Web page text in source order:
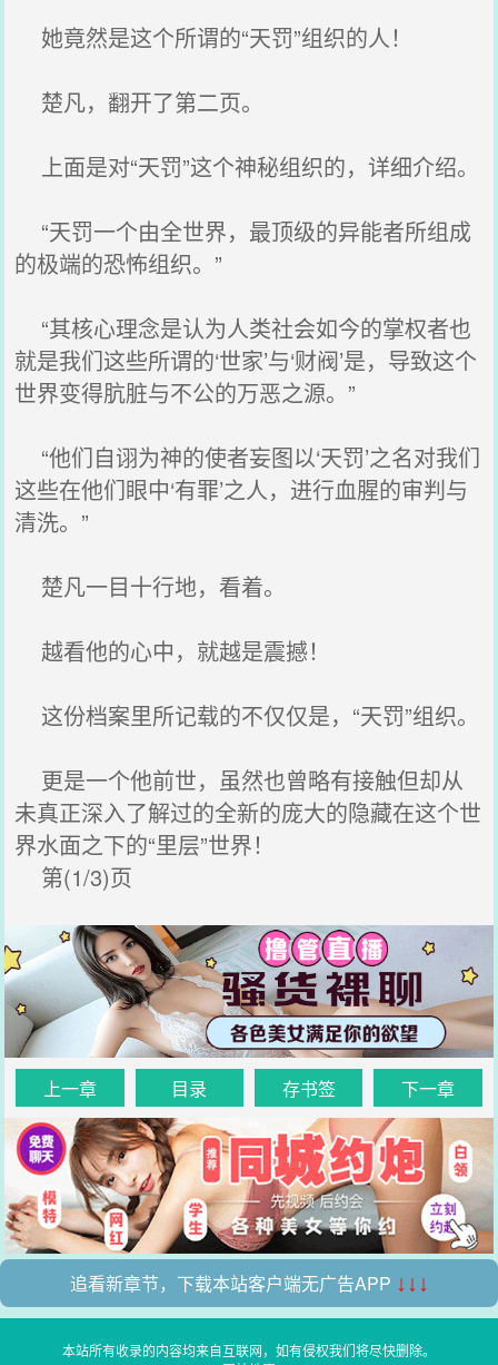
她竟然是这个所谓的“天罚”组织的人！
楚凡，翻开了第二页。
上面是对“天罚”这个神秘组织的，详细介绍。
“天罚一个由全世界，最顶级的异能者所组成
的极端的恐怖组织。”
“其核心理念是认为人类社会如今的掌权者也
就是我们这些所谓的‘世家’与‘财阀’是，导致这个
世界变得肮脏与不公的万恶之源。”
“他们自诩为神的使者妄图以‘天罚’之名对我们
这些在他们眼中‘有罪’之人，进行血腥的审判与
清洗。”
楚凡一目十行地，看着。
越看他的心中，就越是震撼！
这份档案里所记载的不仅仅是，“天罚”组织。
更是一个他前世，虽然也曾略有接触但却从
未真正深入了解过的全新的庞大的隐藏在这个世
界水面之下的“里层”世界！
第(1/3)页
上一章 目录 存书签 下一章
追看新章节，下载本站客户端无广告APP ↓↓↓
本站所有收录的内容均来自互联网，如有侵权我们将尽快删除。